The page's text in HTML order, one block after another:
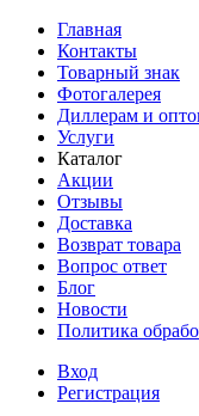
Главная
Контакты
Товарный знак
Фотогалерея
Диллерам и
Услуги
Каталог
Акции
Отзывы
Доставка
Возврат товара
Вопрос ответ
Блог
Новости
Политика
Вход
Регистрация